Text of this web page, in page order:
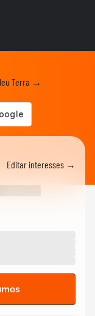
o signo do mês
as previsões da
no...
o Céu da
Terra →
Editar interesses →